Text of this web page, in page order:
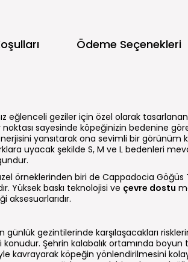
Ödeme Seçenekleri
geziler için özel olarak tasarlanan
sayesinde köpeğinizin bedenine
yansıtarak ona sevimli bir görünüm
uyacak şekilde S, M ve L bedenleri
örneklerinden biri de Cappadocia Göğüs
Yüksek baskı teknolojisi ve çevre dostu
gezintilerinde karşılaşacakları
Şehrin kalabalık ortamında
kavrayarak köpeğin yönlendirilmesini